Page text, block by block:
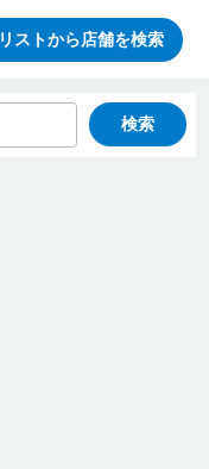
リストから店舗を検索
検索